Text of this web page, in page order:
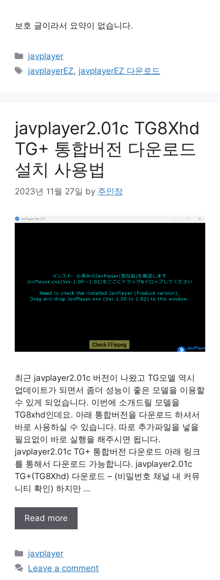
보호 글이라서 요약이 없습니다.
Categories
javplayer
Tags
javplayerEZ, javplayerEZ 다운로드
javplayer2.01c TG8Xhd
TG+ 통합버전 다운로드
설치 사용법
2023년 11월 27일 by 주인장
최근 javplayer2.01c 버전이 나왔고 TG모델 역시
업데이트가 되면서 좀더 성능이 좋은 모델을 이용할
수 있게 되었습니다. 이번에 소개드릴 모델을
TG8xhd인데요. 아래 통합버전을 다운로드 하셔서
바로 사용하실 수 있습니다. 따로 추가파일을 넣을
필요없이 바로 실행을 해주시면 됩니다.
javplayer2.01c TG+ 통합버전 다운로드 아래 링크
를 통해서 다운로드 가능합니다. javplayer2.01c
TG+(TG8Xhd) 다운로드 – (비밀번호 채널 내 커뮤
니티 확인) 하지만 …
Read more
Categories
javplayer
Leave a comment